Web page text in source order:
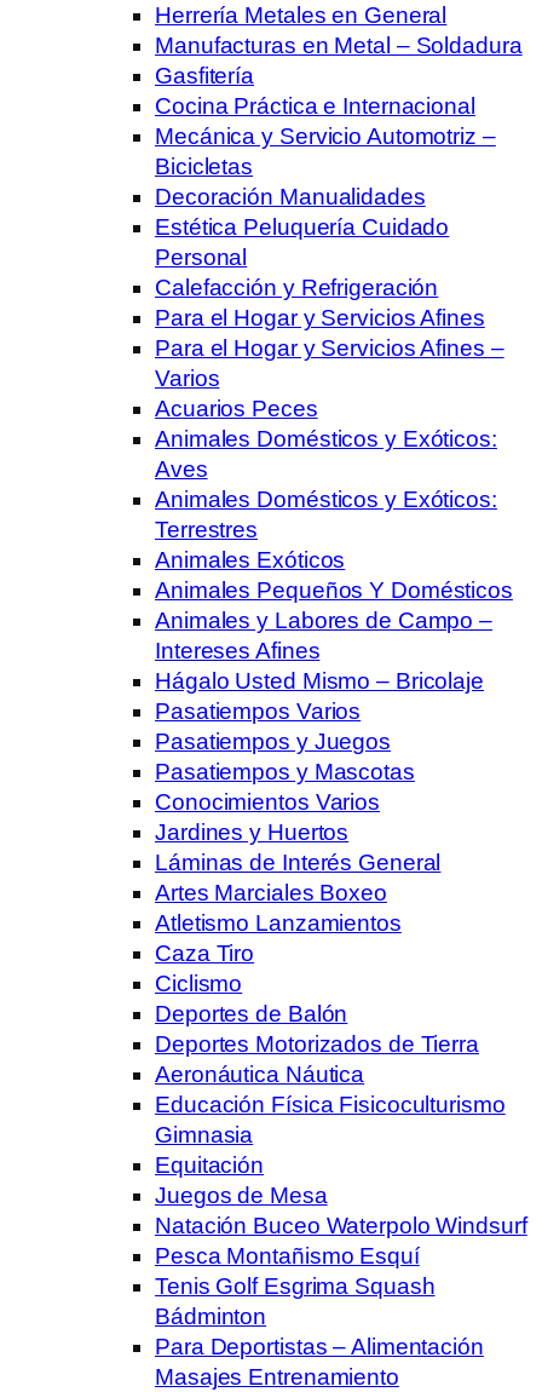
Herrería Metales en General
Manufacturas en Metal – Soldadura
Gasfitería
Cocina Práctica e Internacional
Mecánica y Servicio Automotriz –
Bicicletas
Decoración Manualidades
Estética Peluquería Cuidado
Personal
Calefacción y Refrigeración
Para el Hogar y Servicios Afines
Para el Hogar y Servicios Afines –
Varios
Acuarios Peces
Animales Domésticos y Exóticos:
Aves
Animales Domésticos y Exóticos:
Terrestres
Animales Exóticos
Animales Pequeños Y Domésticos
Animales y Labores de Campo –
Intereses Afines
Hágalo Usted Mismo – Bricolaje
Pasatiempos Varios
Pasatiempos y Juegos
Pasatiempos y Mascotas
Conocimientos Varios
Jardines y Huertos
Láminas de Interés General
Artes Marciales Boxeo
Atletismo Lanzamientos
Caza Tiro
Ciclismo
Deportes de Balón
Deportes Motorizados de Tierra
Aeronáutica Náutica
Educación Física Fisicoculturismo
Gimnasia
Equitación
Juegos de Mesa
Natación Buceo Waterpolo Windsurf
Pesca Montañismo Esquí
Tenis Golf Esgrima Squash
Bádminton
Para Deportistas – Alimentación
Masajes Entrenamiento